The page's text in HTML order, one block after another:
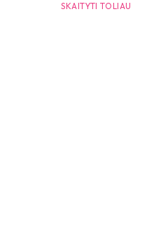
SKAITYTI TOLIAU